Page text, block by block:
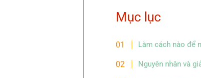
Mục lục
Làm cách nào để
Nguyên nhân và